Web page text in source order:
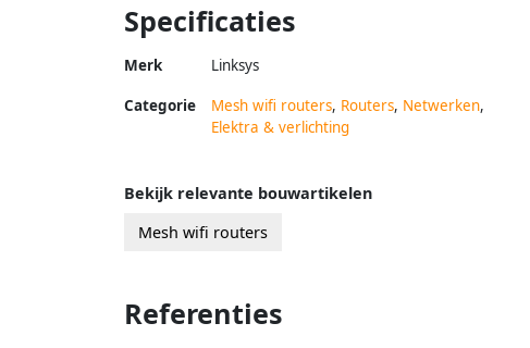
Specificaties
Merk Linksys
Categorie Mesh wifi routers, Routers, Netwerken,
Elektra & verlichting
Bekijk relevante bouwartikelen
Mesh wifi routers
Referenties